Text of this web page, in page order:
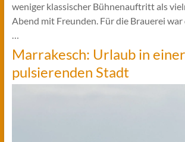
weniger klassischer Bühnenauftritt als
Abend mit Freunden. Für die Brauerei
…
Marrakesch: Urlaub in einer
pulsierenden Stadt